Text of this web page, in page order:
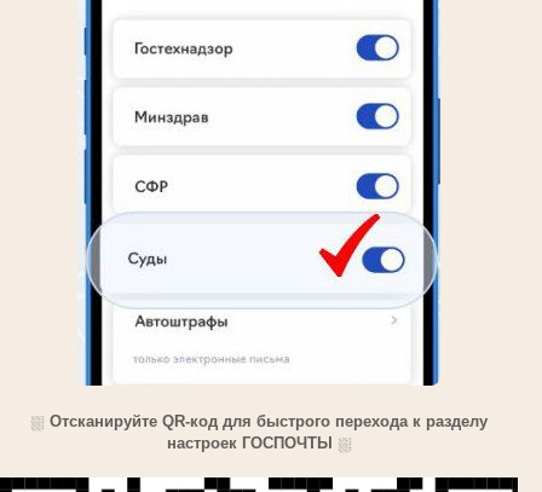
⛆ Отсканируйте QR-код для быстрого перехода к разделу
настроек ГОСПОЧТЫ
⛆